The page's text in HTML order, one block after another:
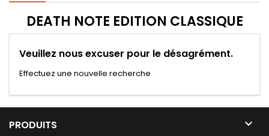
DEATH NOTE EDITION CLASSIQUE
Veuillez nous excuser pour le désagrément.
Effectuez une nouvelle recherche
PRODUITS 